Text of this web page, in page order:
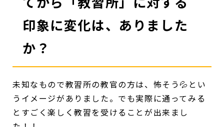
印象に変化は、ありました
か？
未知なもので教習所の教官の方は、怖そう💦とい
うイメージがありました。でも実際に通ってみる
とすごく楽しく教習を受けることが出来まし